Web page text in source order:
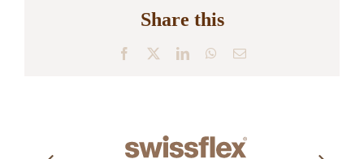
Share this
Facebook LinkedInWhatsApp
E-